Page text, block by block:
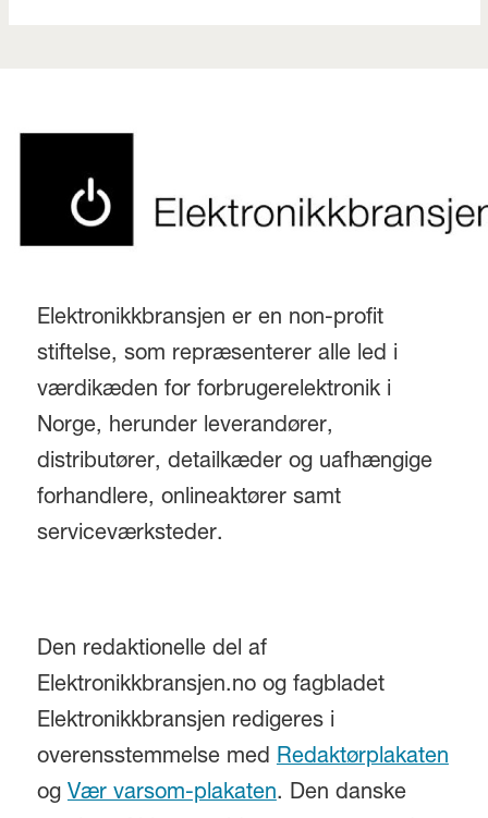
Elektronikkbransjen er en non-profit
stiftelse, som repræsenterer alle led i
værdikæden for forbrugerelektronik i
Norge, herunder leverandører,
distributører, detailkæder og uafhængige
forhandlere, onlineaktører samt
serviceværksteder.
Den redaktionelle del af
Elektronikkbransjen.no og fagbladet
Elektronikkbransjen redigeres i
overensstemmelse med Redaktørplakaten
og Vær varsom-plakaten. Den danske